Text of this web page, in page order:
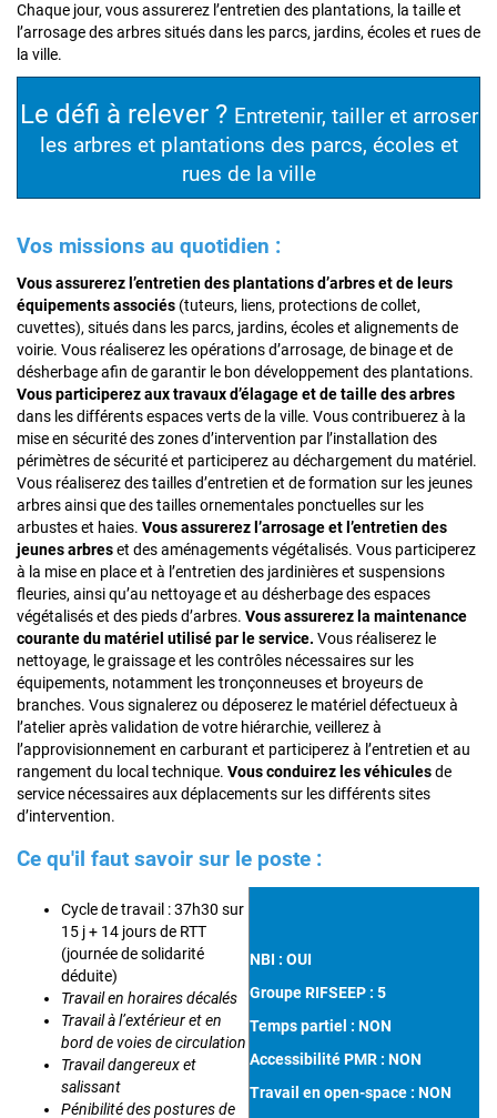
Chaque jour, vous assurerez l’entretien des plantations, la taille et
l’arrosage des arbres situés dans les parcs, jardins, écoles et rues de
la ville.
Le défi à relever ? Entretenir, tailler et arroser
les arbres et plantations des parcs, écoles et
rues de la ville
Vos missions au quotidien :
Vous assurerez l’entretien des plantations d’arbres et de leurs
équipements associés (tuteurs, liens, protections de collet,
cuvettes), situés dans les parcs, jardins, écoles et alignements de
voirie. Vous réaliserez les opérations d’arrosage, de binage et de
désherbage afin de garantir le bon développement des plantations.
Vous participerez aux travaux d’élagage et de taille des arbres
dans les différents espaces verts de la ville. Vous contribuerez à la
mise en sécurité des zones d’intervention par l’installation des
périmètres de sécurité et participerez au déchargement du matériel.
Vous réaliserez des tailles d’entretien et de formation sur les jeunes
arbres ainsi que des tailles ornementales ponctuelles sur les
arbustes et haies. Vous assurerez l’arrosage et l’entretien des
jeunes arbreset des aménagements végétalisés. Vous participerez
à la mise en place et à l’entretien des jardinières et suspensions
fleuries, ainsi qu’au nettoyage et au désherbage des espaces
végétalisés et des pieds d’arbres. Vous assurerez la maintenance
courante du matériel utilisé par le service. Vous réaliserez le
nettoyage, le graissage et les contrôles nécessaires sur les
équipements, notamment les tronçonneuses et broyeurs de
branches. Vous signalerez ou déposerez le matériel défectueux à
l’atelier après validation de votre hiérarchie, veillerez à
l’approvisionnement en carburant et participerez à l’entretien et au
rangement du local technique. Vous conduirez les véhiculesde
service nécessaires aux déplacements sur les différents sites
d’intervention.
Ce qu'il faut savoir sur le poste :
Cycle de travail : 37h30 sur
15 j + 14 jours de RTT
(journée de solidarité
déduite)
Travail en horaires décalés
Travail à l’extérieur et en
bord de voies de circulation
Travail dangereux et
salissant
Pénibilité des postures de
NBI : OUI
Groupe RIFSEEP : 5
Temps partiel : NON
Accessibilité PMR : NON
Travail en open-space : NON